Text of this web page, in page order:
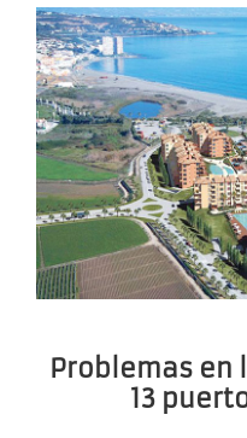
Problemas en
13